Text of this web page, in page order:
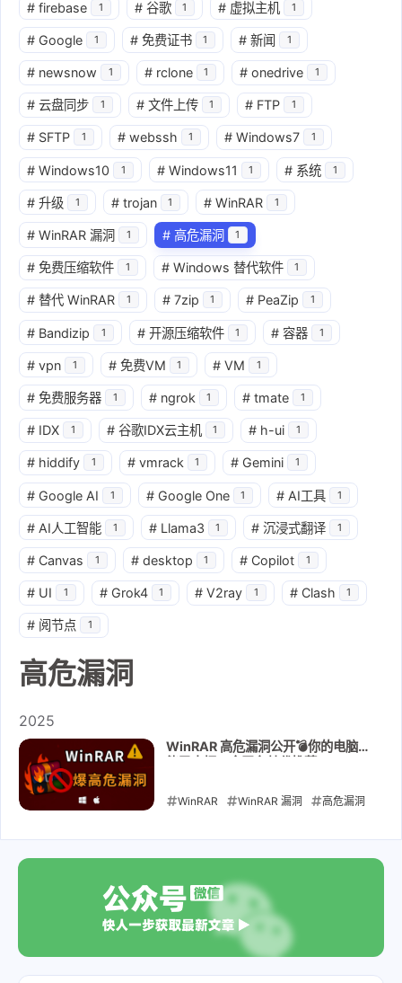
# firebase 1 # 谷歌 1 # 虚拟主机 1
# Google 1 # 免费证书 1 # 新闻 1
# newsnow 1 # rclone 1 # onedrive 1
# 云盘同步 1 # 文件上传 1 # FTP 1
# SFTP 1 # webssh 1 # Windows7 1
# Windows10 1 # Windows11 1 # 系统 1
# 升级 1 # trojan 1 # WinRAR 1
# WinRAR 漏洞 1 # 高危漏洞 1
# 免费压缩软件 1 # Windows 替代软件 1
# 替代 WinRAR 1 # 7zip 1 # PeaZip 1
# Bandizip 1 # 开源压缩软件 1 # 容器 1
# vpn 1 # 免费VM 1 # VM 1
# 免费服务器 1 # ngrok 1 # tmate 1
# IDX 1 # 谷歌IDX云主机 1 # h-ui 1
# hiddify 1 # vmrack 1 # Gemini 1
# Google AI 1 # Google One 1 # AI工具 1
# AI人工智能 1 # Llama3 1 # 沉浸式翻译 1
# Canvas 1 # desktop 1 # Copilot 1
# UI 1 # Grok4 1 # V2ray 1 # Clash 1
# 阅节点 1
高危漏洞
2025
WinRAR 高危漏洞公开💣你的电脑可
WinRAR WinRAR 漏洞 高危漏洞
替代 WinRAR 7zip PeaZip
Bandizip 开源压缩软件
2025-06-25